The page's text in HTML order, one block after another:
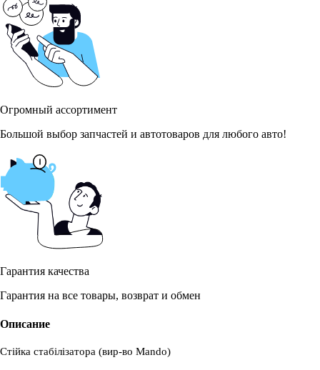
Огромный ассортимент
Большой выбор запчастей и автотоваров для любого авто!
Гарантия качества
Гарантия на все товары, возврат и обмен
Описание
Стійка стабілізатора (вир-во Mando)